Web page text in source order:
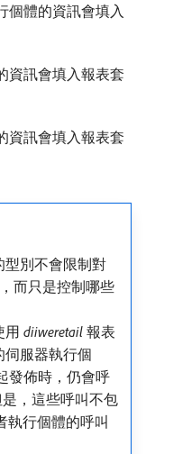
個體的資訊會填入
資訊會填入報表套
資訊會填入報表套
型別不會限制對
而只是控制哪些
用​ diiweretail ​報表
服器執行個
發佈時，仍會呼
是，這些呼叫不包
執行個體的呼叫